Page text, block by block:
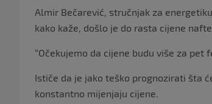
Almir Bečarević, stručnjak za
kako kaže, došlo je do rasta cijene
“Očekujemo da cijene budu više za
Ističe da je jako teško prognozirati šta
konstantno mijenjaju cijene.